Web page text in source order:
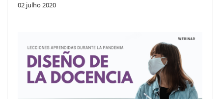
02 julho 2020